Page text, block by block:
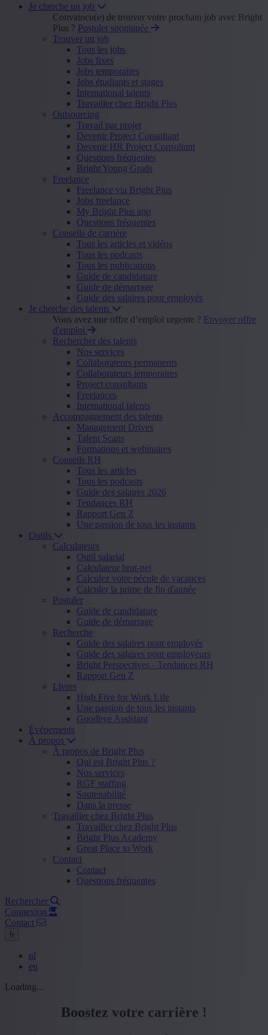
Je cherche un job
Convaincu(e) de trouver votre prochain job avec Bright
Plus ? Postuler spontanée
Trouver un job
Tous les jobs
Jobs fixes
Jobs temporaires
Jobs étudiants et stages
International talents
Travailler chez Bright Plus
Outsourcing
Travail par projet
Devenir Project Consultant
Devenir HR Project Consultant
Questions fréquentes
Bright Young Grads
Freelance
Freelance via Bright Plus
Jobs freelance
My Bright Plus app
Questions fréquentes
Conseils de carrière
Tous les articles et vidéos
Tous les podcasts
Tous les publications
Guide de candidature
Guide de démarrage
Guide des salaires pour employés
Je cherche des talents
Vous avez une offre d’emploi urgente ? Envoyer offre
d'emploi
Rechercher des talents
Nos services
Collaborateurs permanents
Collaborateurs temporaires
Project consultants
Freelances
International talents
Accompagnement des talents
Management Drives
Talent Scans
Formations et webinaires
Conseils RH
Tous les articles
Tous les podcasts
Guide des salaires 2026
Tendances RH
Rapport Gen Z
Une passion de tous les instants
Outils
Calculateurs
Outil salarial
Calculateur brut-net
Calculez votre pécule de vacances
Calculer la prime de fin d'année
Postuler
Guide de candidature
Guide de démarrage
Recherche
Guide des salaires pour employés
Guide des salaires pour employeurs
Bright Perspectives - Tendances RH
Rapport Gen Z
Livres
High Five for Work Life
Une passion de tous les instants
Goodbye Assistant
Événements
À propos
À propos de Bright Plus
Qui est Bright Plus ?
Nos services
RGF staffing
Soutenabilité
Dans la presse
Travailler chez Bright Plus
Travailler chez Bright Plus
Bright Plus Academy
Great Place to Work
Contact
Contact
Questions fréquentes
Rechercher
Connexion
Contact
fr
nl
en
Loading...
Boostez votre carrière !